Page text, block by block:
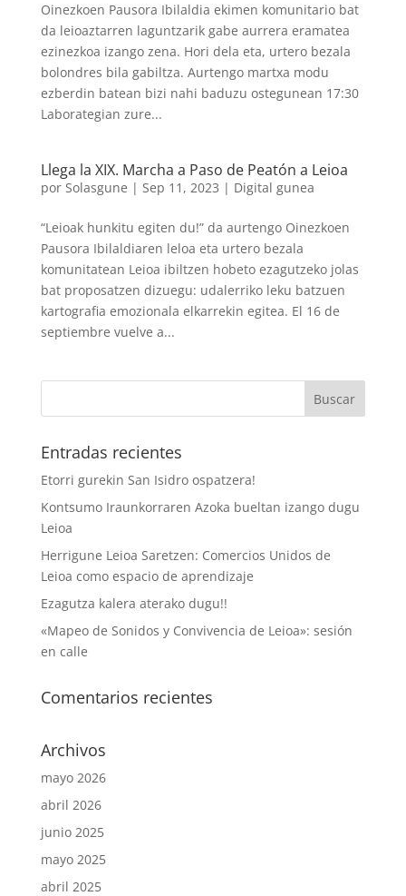
Oinezkoen Pausora Ibilaldia ekimen komunitario bat
da leioaztarren laguntzarik gabe aurrera eramatea
ezinezkoa izango zena. Hori dela eta, urtero bezala
bolondres bila gabiltza. Aurtengo martxa modu
ezberdin batean bizi nahi baduzu ostegunean 17:30
Laborategian zure...
Llega la XIX. Marcha a Paso de Peatón a Leioa
por Solasgune | Sep 11, 2023 | Digital gunea
“Leioak hunkitu egiten du!” da aurtengo Oinezkoen
Pausora Ibilaldiaren leloa eta urtero bezala
komunitatean Leioa ibiltzen hobeto ezagutzeko jolas
bat proposatzen dizuegu: udalerriko leku batzuen
kartografia emozionala elkarrekin egitea. El 16 de
septiembre vuelve a...
Entradas recientes
Etorri gurekin San Isidro ospatzera!
Kontsumo Iraunkorraren Azoka bueltan izango dugu
Leioa
Herrigune Leioa Saretzen: Comercios Unidos de
Leioa como espacio de aprendizaje
Ezagutza kalera aterako dugu!!
«Mapeo de Sonidos y Convivencia de Leioa»: sesión
en calle
Comentarios recientes
Archivos
mayo 2026
abril 2026
junio 2025
mayo 2025
abril 2025